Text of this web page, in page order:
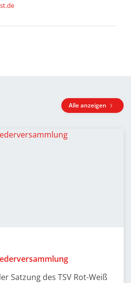
Alle anzeigen
Satzung des TSV Rot-Weiß